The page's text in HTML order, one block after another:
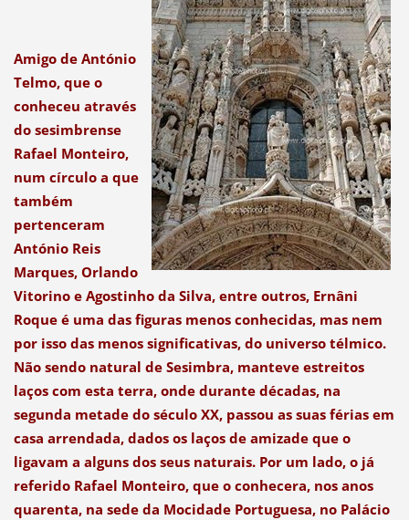
Amigo de António
Telmo, que o
conheceu através
do sesimbrense
Rafael Monteiro,
num círculo a que
também
pertenceram
António Reis
Marques, Orlando
Vitorino e Agostinho da Silva, entre outros, Ernâni
Roque é uma das figuras menos conhecidas, mas nem
por isso das menos significativas, do universo télmico.
Não sendo natural de Sesimbra, manteve estreitos
laços com esta terra, onde durante décadas, na
segunda metade do século XX, passou as suas férias em
casa arrendada, dados os laços de amizade que o
ligavam a alguns dos seus naturais. Por um lado, o já
referido Rafael Monteiro, que o conhecera, nos anos
quarenta, na sede da Mocidade Portuguesa, no Palácio